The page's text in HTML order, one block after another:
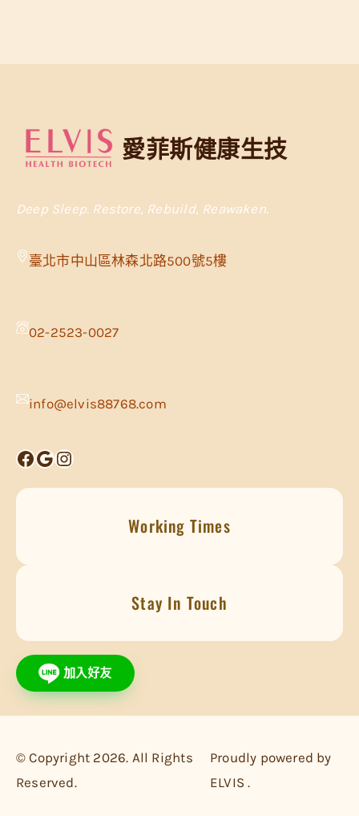
愛菲斯健康生技
Deep Sleep. Restore, Rebuild, Reawaken.
臺北市中山區林森北路500號5樓
02-2523-0027
info@elvis88768.com
Facebook Google Instagram
Working Times
Stay In Touch
© Copyright 2026. All Rights
Reserved.
Proudly powered by
ELVIS .